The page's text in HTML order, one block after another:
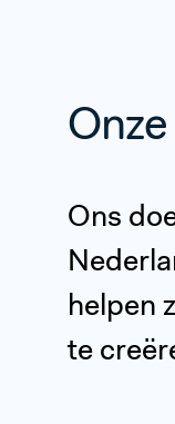
Ons
helpen
te